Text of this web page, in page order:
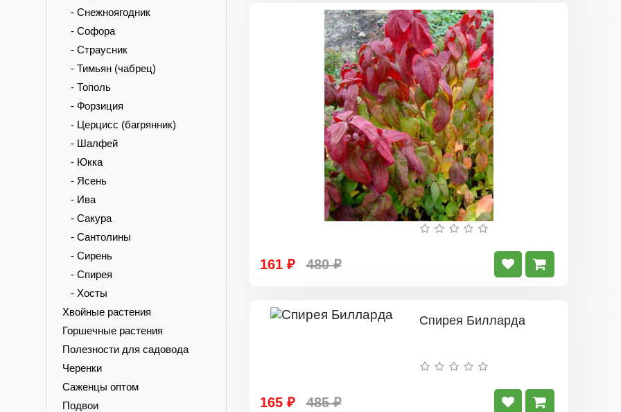
- Снежноягодник
- Софора
- Страусник
- Тимьян (чабрец)
- Тополь
- Форзиция
- Церцисс (багрянник)
- Шалфей
- Юкка
- Ясень
- Ива
- Сакура
- Сантолины
- Сирень
- Спирея
- Хосты
Хвойные растения
Горшечные растения
Полезности для садовода
Черенки
Саженцы оптом
Подвои
161 ₽ 480 ₽
Спирея Билларда
165 ₽ 485 ₽